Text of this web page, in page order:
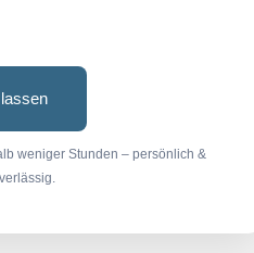
weniger Stunden – persönlich &